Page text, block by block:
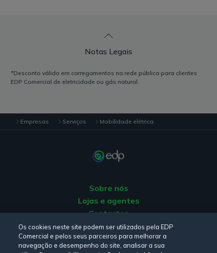
Notas Legais
*Desconto válido em carregamentos na rede pública para clientes
EDP Comercial de eletricidade ou gás natural.
Empresas Serviços Mobilidade elétrica
Sobre nós
Lojas e agentes
Contactos
Apoio ao Cliente
Origem da energia
Livro de Reclamações
Os cookies neste site podem ser utilizados pela EDP
Comercial e pelos seus parceiros para melhorar a
navegação e desempenho do site, analisar a sua